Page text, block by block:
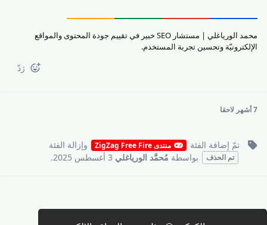
محمد الورياغلي | مستشار SEO خبير في تقييم جودة المحتوى والمواقع
الإلكترونيّة وتحسين تجربة المستخدم.
رَدّ
7 أشهر لاحقا
تمّ إضافة الفئة منتدى ZigZag Free Fire وإزالة الفئة
تم الحذف بواسطة مُحمَّد الورياغلي 3 أغسطس 2025 .